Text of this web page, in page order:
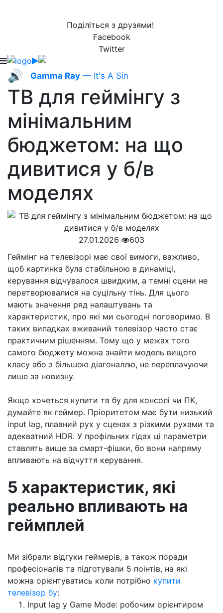
Поділіться з друзями!
Facebook
Twitter
🔊 Gamma Ray — It's A Sin
ТВ для геймінгу з
мінімальним
бюджетом: на що
дивитися у б/в
моделях
27.01.2026
603
Геймінг на телевізорі має свої вимоги, важливо,
щоб картинка була стабільною в динаміці,
керування відчувалося швидким, а темні сцени не
перетворювалися на суцільну тінь. Для цього
мають значення ряд налаштувань та
характеристик, про які ми сьогодні поговоримо. В
таких випадках вживаний телевізор часто стає
практичним рішенням. Тому що у межах того
самого бюджету можна знайти модель вищого
класу або з більшою діагоналлю, не переплачуючи
лише за новизну.
Якщо хочеться купити тв бу для консолі чи ПК,
думайте як геймер. Пріоритетом має бути низький
input lag, плавний рух у сценах з різкими рухами та
адекватний HDR. У профільних гідах ці параметри
ставлять вище за смарт-фішки, бо вони напряму
впливають на відчуття керування.
5 характеристик, які
реально впливають на
геймплей
Ми зібрали відгуки геймерів, а також поради
професіоналів та підготували 5 поінтів, на які
можна орієнтуватись коли потрібно купити
телевізор бу:
Input lag у Game Mode: робочим орієнтиром